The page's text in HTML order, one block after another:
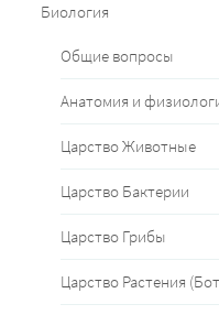
Биология
Общие вопросы
Анатомия и
Царство Животные
Царство Бактерии
Царство Грибы
Царство Растения